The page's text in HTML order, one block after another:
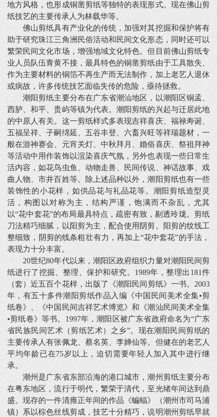
地方风格，也形成铜凿剪纸等独特的表现形式。现在佛山剪
纸技艺的主要传承人为林载华等。
佛山剪纸具有产业化的传统，加强对其挖掘和保护将有
助于研究珠江三角洲民俗活动和民间文化形态，同时还可以
繁荣民间文化市场，增强地域文化特色。但目前佛山剪纸专
业人员队伍青黄不接，最具特色的铜凿剪纸由于工具散失、
作为主要材料的铜箔不再生产而无法制作，加上老艺人退休
或病故，许多传统技艺面临失传的危险，亟待拯救。
潮阳剪纸主要分布在广东省潮汕地区，以潮阳区铜孟、
西胪、和平、贵屿等镇为代表。潮阳剪纸的兴起与迁居此地
的中原人有关。这一剪纸样式多表现吉祥喜庆、福禄寿诞、
五福呈祥、子嗣绵延、五谷丰登、六畜兴旺等祥瑞题材，一
般在游神赛会、元宵关灯、中秋拜月、婚俗喜庆、祭祖拜神
等活动中用作装饰以渲染喜庆气氛，另外也表现一些日常生
活内容，如花鸟虫鱼、动物走兽、民间传说、神话故事、戏
曲人物、市井百姓等。除上述品种以外，潮阳剪纸也有一些
装饰性的小花样，如供品花与礼品花等。潮阳剪纸造型灵
活，构图以对称为主，结构严谨，饱满而不杂乱，尤其
以“花中套花”的布局最具特点，疏密有致，剔透玲珑。剪纸
刀法精巧细腻，以阳剪为主，配合使用阴剪。阳剪的纹线工
整细致，阴剪的线条粗壮有力，再加上“花中套花”的手法，
表现力十分丰富。
20世纪80年代以来，潮阳区政府组织力量对潮阳民间剪
纸进行了挖掘、整理、保护和研究。1989年，整理出181件
（套）近五百个花样，出版了《潮阳民间剪纸》一书。2003
年，有五十多件潮阳剪纸作品入编《中国民间美术全集•剪
纸卷》、《中国民间吉祥艺术博览》和《潮汕民间美术全集
•剪纸卷》等书。1997年，潮阳区被广东省政府命名为“广东
省民族民间艺术（剪纸艺术）之乡”。现在潮阳民间剪纸的
主要传承人有张佩龙、蔡名英、李婵仙等。但健在的老艺人
平均年龄已在75岁以上，迫切需要年轻人加入其中进行继
承。
潮州是广东省东部沿海的港口城市，潮州剪纸主要分布
在粤东地区，流行于明代，繁荣于清代，至光绪年间达到鼎
盛。现存的一件清雍正年间的作品《蝙蝠》（潮州市司马浦
镇）系以棕色丝线剪成，技艺十分精巧，说明潮州剪纸早就